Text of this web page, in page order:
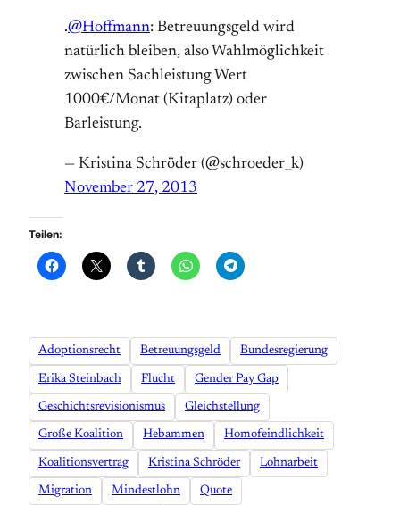
.@Hoffmann: Betreuungsgeld wird
natürlich bleiben, also Wahlmöglichkeit
zwischen Sachleistung Wert
1000€/Monat (Kitaplatz) oder
Barleistung.
— Kristina Schröder (@schroeder_k)
November 27, 2013
Teilen:
Adoptionsrecht Betreuungsgeld Bundesregierung
Erika Steinbach Flucht Gender Pay Gap
Geschichtsrevisionismus Gleichstellung
Große Koalition Hebammen Homofeindlichkeit
Koalitionsvertrag Kristina Schröder Lohnarbeit
Migration Mindestlohn Quote